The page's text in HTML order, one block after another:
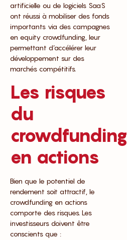
artificielle ou de logiciels SaaS
ont réussi à mobiliser des fonds
importants via des campagnes
en equity crowdfunding, leur
permettant d’accélérer leur
développement sur des
marchés compétitifs.
Les risques
du
crowdfunding
en actions
Bien que le potentiel de
rendement soit attractif, le
crowdfunding en actions
comporte des risques. Les
investisseurs doivent être
conscients que :